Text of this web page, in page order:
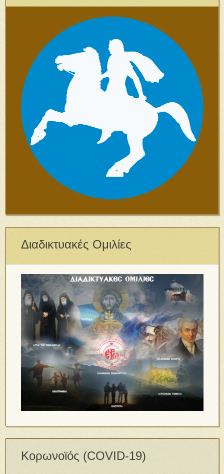
Διαδικτυακές Ομιλίες
Κορωνοϊός (COVID-19)